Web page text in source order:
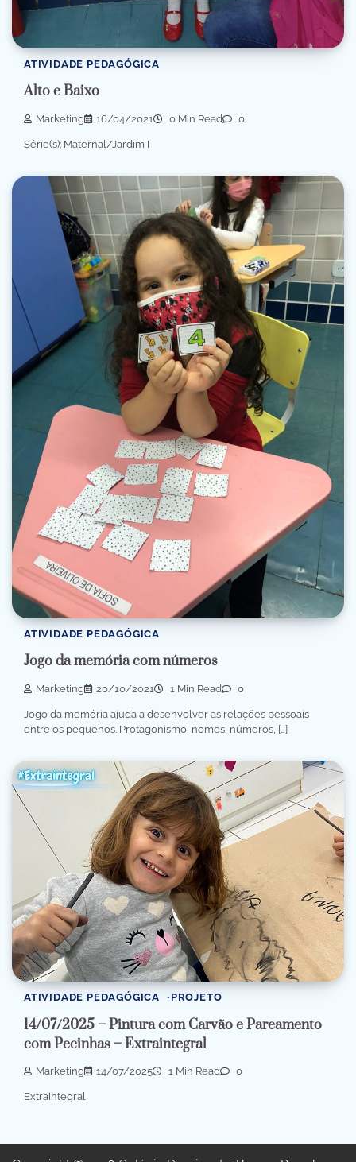
ATIVIDADE PEDAGÓGICA
Alto e Baixo
Marketing 16/04/2021 0 Min Read 0
Série(s): Maternal/Jardim I
ATIVIDADE PEDAGÓGICA
Jogo da memória com números
Marketing 20/10/2021 1 Min Read 0
Jogo da memória ajuda a desenvolver as relações pessoais
entre os pequenos. Protagonismo, nomes, números, […]
ATIVIDADE PEDAGÓGICA PROJETO
14/07/2025 – Pintura com Carvão e Pareamento
com Pecinhas – Extraintegral
Marketing 14/07/2025 1 Min Read 0
Extraintegral